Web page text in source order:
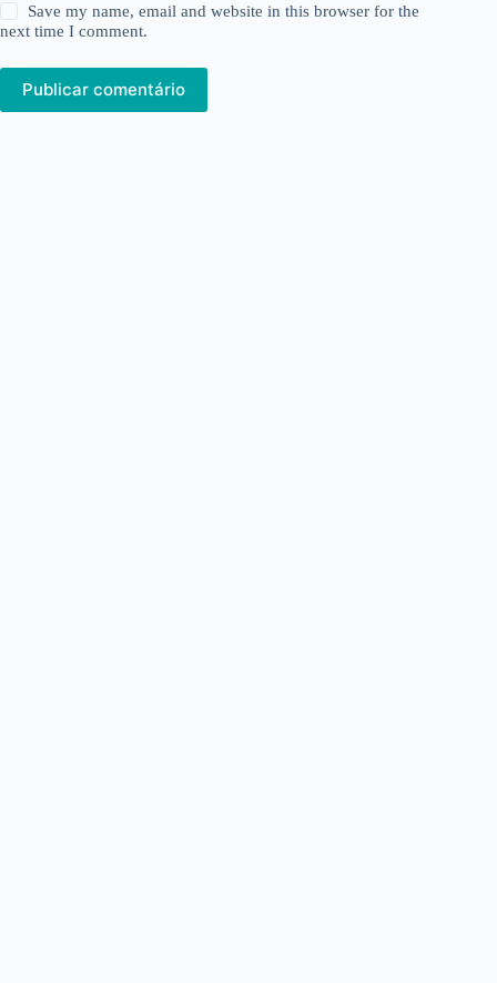
Save my name, email and website in this browser for the
next time I comment.
Publicar comentário